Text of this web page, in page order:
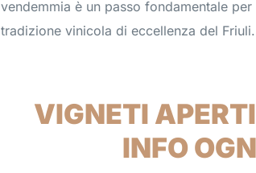
vendemmia è un passo fondamentale
tradizione vinicola di eccellenza del Friuli.
VIGNETI
INFO